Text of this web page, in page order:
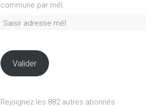
commune par mél.
Saisir
Valider
Rejoignez les 882 autres abonnés